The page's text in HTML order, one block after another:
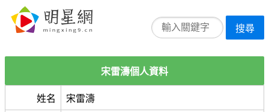
搜尋
宋雷濤個人資料
姓名 宋雷濤